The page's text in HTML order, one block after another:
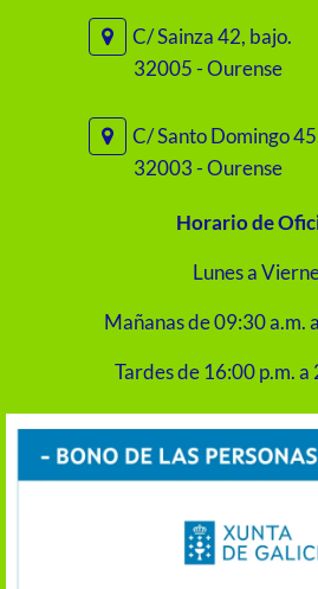
C/ Sainza 42, bajo.
32005 - Ourense
C/ Santo Domingo
32003 - Ourense
Horario de
Lunes a
Mañanas de 09:30 a.m.
Tardes de 16:00 p.m. a